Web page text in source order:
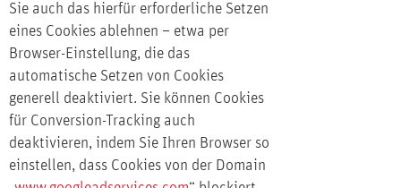
Sie auch das hierfür erforderliche Setzen
eines Cookies ablehnen – etwa per
Browser-Einstellung, die das
automatische Setzen von Cookies
generell deaktiviert. Sie können Cookies
für Conversion-Tracking auch
deaktivieren, indem Sie Ihren Browser so
einstellen, dass Cookies von der Domain